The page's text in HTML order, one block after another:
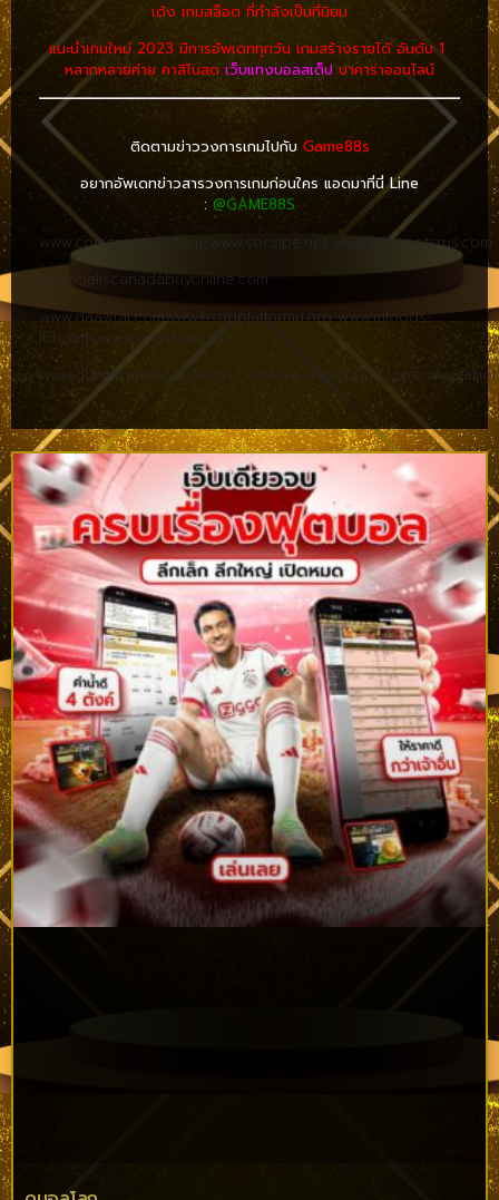
เด้ง เกมสล็อต ที่กำลังเป็นที่นิยม
แนะนำเกมใหม่ 2023 มีการอัพเดททุกวัน เกมสร้างรายได้ อันดับ 1
หลากหลายค่าย คาสิโนสด เว็บแทงบอลสเต็ป บาคาร่าออนไลน์
ติดตามข่าววงการเกมไปกับ Game88s
อยากอัพเดทข่าวสารวงการเกมก่อนใคร แอดมาที่นี่ Line
: @GAME88S
www.comercperet.com/www.socope.net www.luckypetsrus.com
www.cialiscanadabuyonline.com
www.daawrat.comwww.hsggplatformu.orgwww.mfoods-
ltd.comwww.toy-fashion.com
www.ddrgermanshepherds.comwww.ufayabo777.com